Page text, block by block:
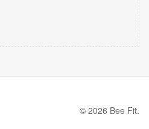
© 2026 Bee Fit.